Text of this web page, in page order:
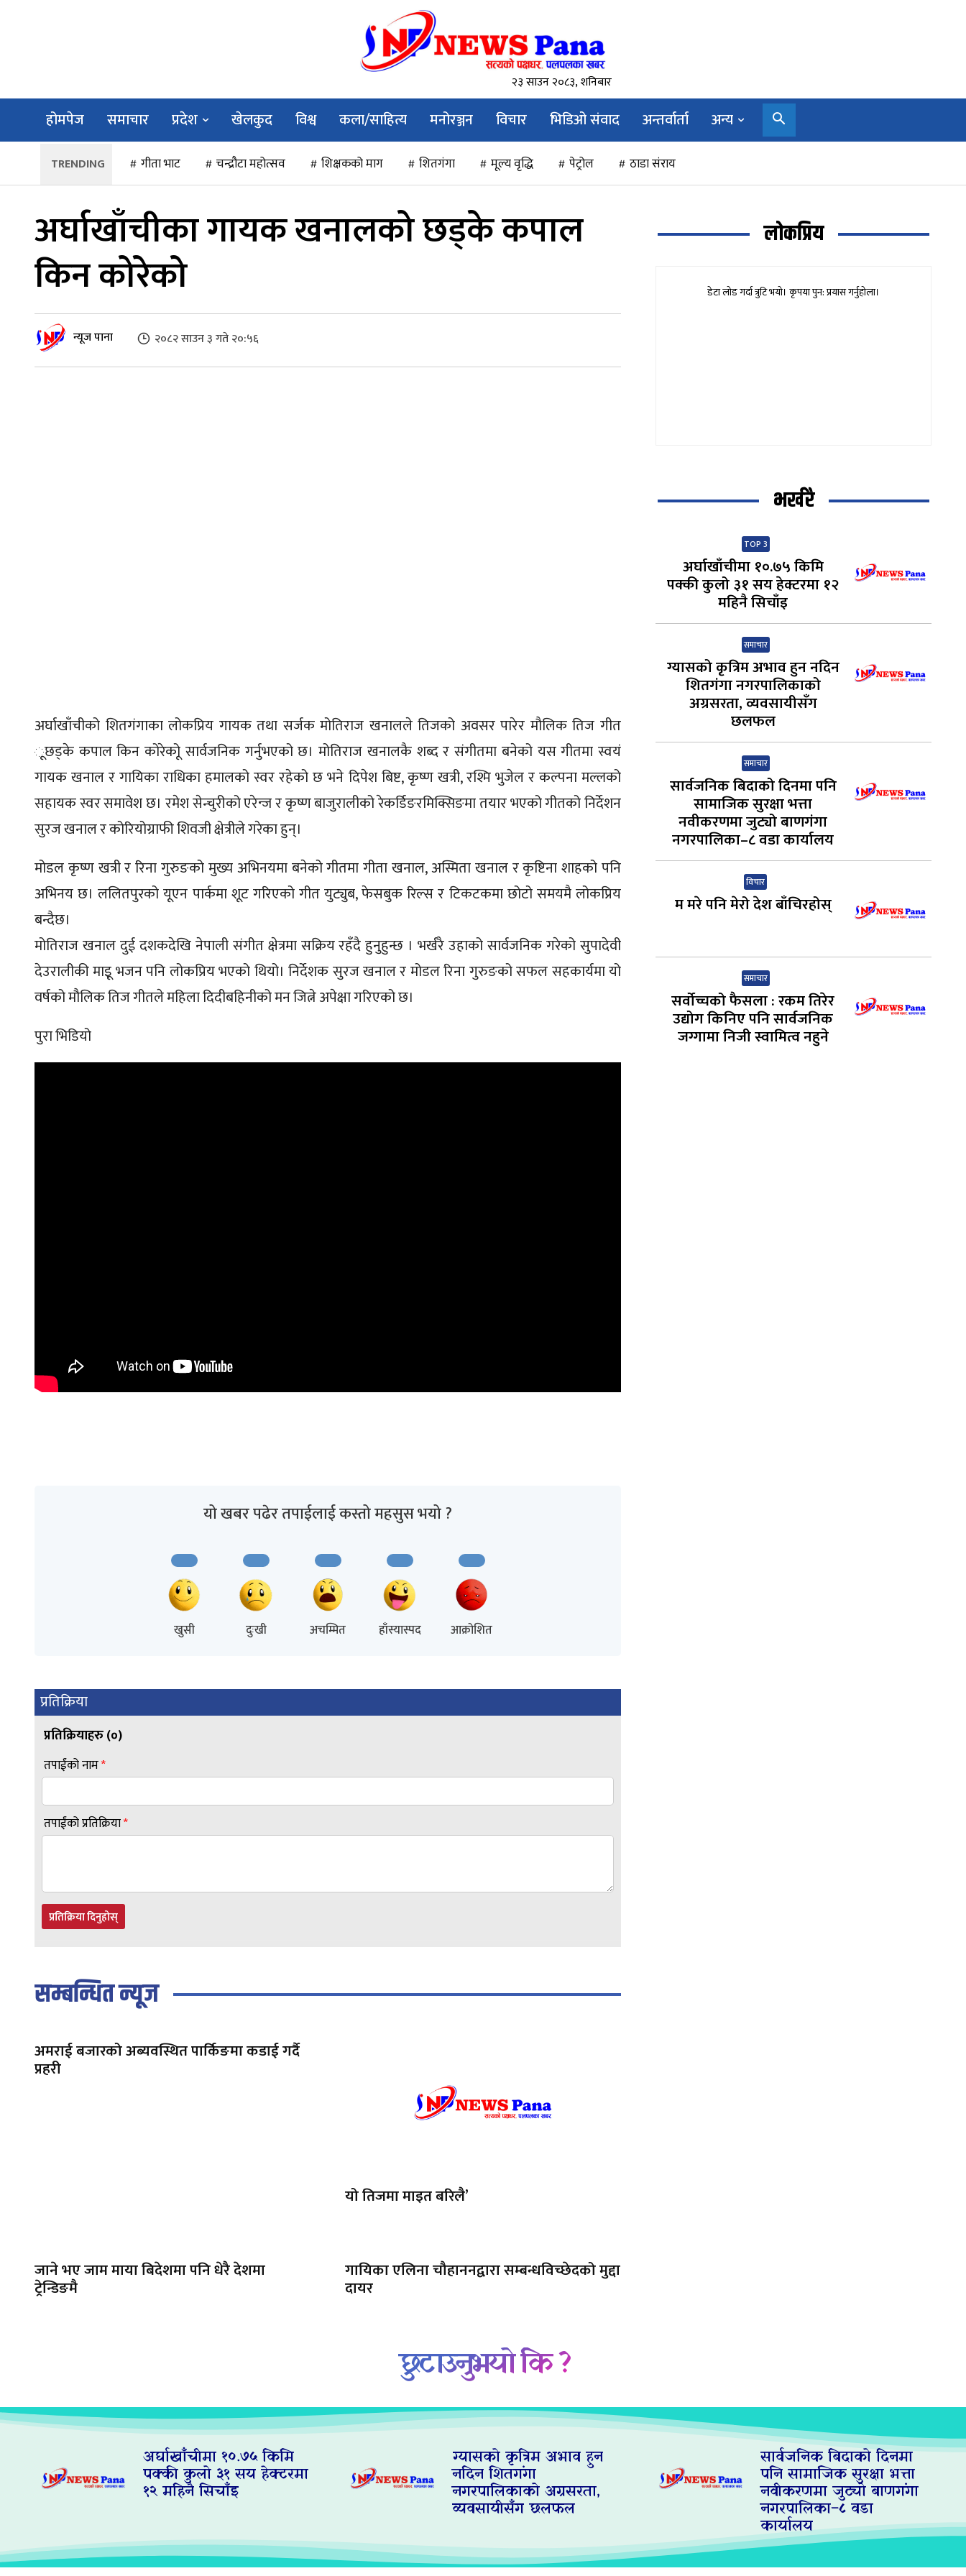
२३ साउन २०८३, शनिबार
होमपेज समाचार प्रदेश खेलकुद विश्व कला/साहित्य मनोरञ्जन विचार भिडिओ संवाद अन्तर्वार्ता अन्य
गीता भाट चन्द्रौटा महोत्सव शिक्षकको माग शितगंगा मूल्य वृद्धि पेट्रोल ठाडा संराय
अर्घाखाँचीका गायक खनालको छड्के कपाल
किन कोरेको
न्यूज पाना २०८२ साउन ३ गते २०:५६
अर्घाखाँचीको शितगंगाका लोकप्रिय गायक तथा सर्जक मोतिराज खनालले तिजको अवसर पारेर मौलिक तिज गीत
ूछड्के कपाल किन कोरेकोू सार्वजनिक गर्नुभएको छ। मोतिराज खनालकै शब्द र संगीतमा बनेको यस गीतमा स्वयं
गायक खनाल र गायिका राधिका हमालको स्वर रहेको छ भने दिपेश बिष्ट, कृष्ण खत्री, रश्मि भुजेल र कल्पना मल्लको
सहायक स्वर समावेश छ। रमेश सेन्चुरीको एरेन्ज र कृष्ण बाजुरालीको रेकर्डिङरमिक्सिङमा तयार भएको गीतको निर्देशन
सुरज खनाल र कोरियोग्राफी शिवजी क्षेत्रीले गरेका हुन्।
मोडल कृष्ण खत्री र रिना गुरुङको मुख्य अभिनयमा बनेको गीतमा गीता खनाल, अस्मिता खनाल र कृष्टिना शाहको पनि
अभिनय छ। ललितपुरको यूएन पार्कमा शूट गरिएको गीत युट्युब, फेसबुक रिल्स र टिकटकमा छोटो समयमै लोकप्रिय
बन्दैछ।
मोतिराज खनाल दुई दशकदेखि नेपाली संगीत क्षेत्रमा सक्रिय रहँदै हुनुहुन्छ । भर्खरै उहाको सार्वजनिक गरेको सुपादेवी
देउरालीकी माइू भजन पनि लोकप्रिय भएको थियो। निर्देशक सुरज खनाल र मोडल रिना गुरुङको सफल सहकार्यमा यो
वर्षको मौलिक तिज गीतले महिला दिदीबहिनीको मन जित्ने अपेक्षा गरिएको छ।
पुरा भिडियो
यो खबर पढेर तपाईलाई कस्तो महसुस भयो ?
खुसी दुःखी अचम्मित हाँस्यास्पद आक्रोशित
प्रतिक्रिया
प्रतिक्रियाहरु (०)
तपाईंको नाम*
तपाईंको प्रतिक्रिया*
प्रतिक्रिया दिनुहोस्
सम्बन्धित न्यूज
अमराई बजारको अब्यवस्थित पार्किङमा कडाई गर्दै
प्रहरी
यो तिजमा माइत बरिलै’
जाने भए जाम माया बिदेशमा पनि धेरै देशमा
ट्रेन्डिङमै
गायिका एलिना चौहाननद्वारा सम्बन्धविच्छेदको मुद्दा
दायर
लोकप्रिय
डेटा लोड गर्दा त्रुटि भयो। कृपया पुन: प्रयास गर्नुहोला।
भर्खरै
TOP 3
अर्घाखाँचीमा १०.७५ किमि
पक्की कुलो ३१ सय हेक्टरमा १२
महिनै सिचाँइ
समाचार
ग्यासको कृत्रिम अभाव हुन नदिन
शितगंगा नगरपालिकाको
अग्रसरता, व्यवसायीसँग
छलफल
समाचार
सार्वजनिक बिदाको दिनमा पनि
सामाजिक सुरक्षा भत्ता
नवीकरणमा जुट्यो बाणगंगा
नगरपालिका–८ वडा कार्यालय
विचार
म मरे पनि मेरो देश बाँचिरहोस्
समाचार
सर्वोच्चको फैसला : रकम तिरेर
उद्योग किनिए पनि सार्वजनिक
जग्गामा निजी स्वामित्व नहुने
छुटाउनुभयो कि ?
अर्घाखाँचीमा १०.७५ किमि
पक्की कुलो ३१ सय हेक्टरमा
१२ महिनै सिचाँइ
ग्यासको कृत्रिम अभाव हुन
नदिन शितगंगा
नगरपालिकाको अग्रसरता,
व्यवसायीसँग छलफल
सार्वजनिक बिदाको दिनमा
पनि सामाजिक सुरक्षा भत्ता
नवीकरणमा जुट्यो बाणगंगा
नगरपालिका–८ वडा
कार्यालय